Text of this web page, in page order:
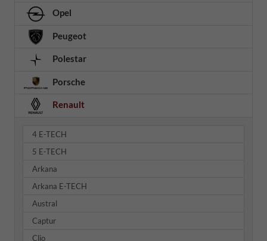
Opel
Peugeot
Polestar
Porsche
Renault
4 E-TECH
5 E-TECH
Arkana
Arkana E-TECH
Austral
Captur
Clio